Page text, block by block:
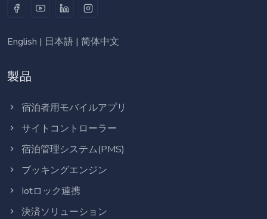
English | 日本語 | 简体中文
製品
宿泊者用モバイルアプリ
サイトコントローラー
宿泊管理システム(PMS)
ブッキングエンジン
Iotロック連携
決済ソリューション